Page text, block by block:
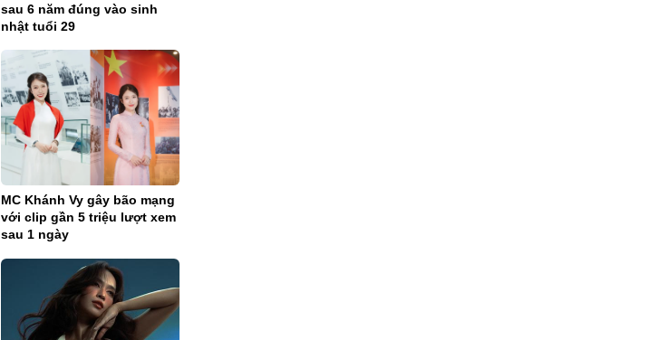
sau 6 năm đúng vào sinh
nhật tuổi 29
MC Khánh Vy gây bão mạng
với clip gần 5 triệu lượt xem
sau 1 ngày